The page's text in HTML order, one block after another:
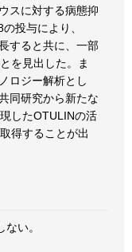
スに対する病態抑
投与により、
すると共に、一部
を見出した。ま
ロジー解析とし
同研究から新たな
したOTULINの活
得することが出
い。